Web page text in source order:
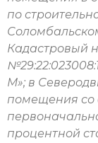
по
Кадастровый
М»; в
помещения со
процентной